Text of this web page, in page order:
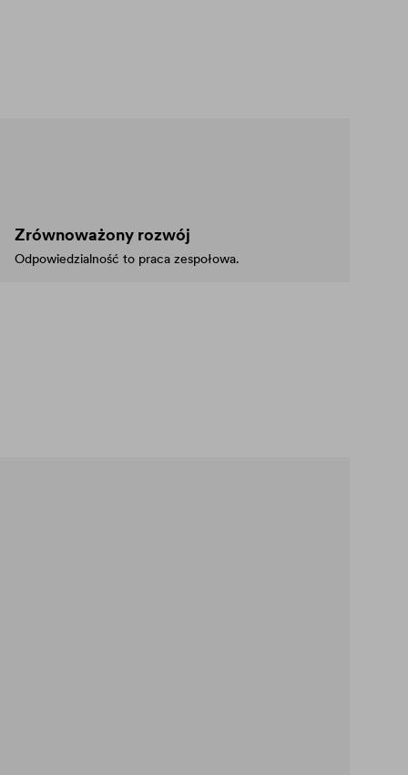
Zrównoważony rozwój
Odpowiedzialność to praca zespołowa.